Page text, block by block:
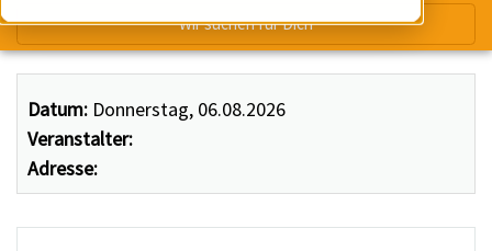
Datum: Donnerstag, 06.08.2026
Veranstalter:
Adresse:
Wir suchen für Dich